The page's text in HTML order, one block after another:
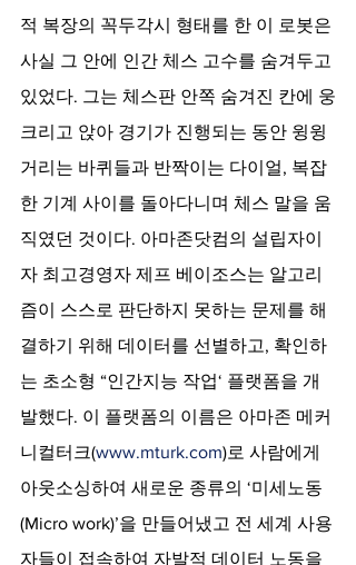
적 복장의 꼭두각시 형태를 한 이 로봇은
사실 그 안에 인간 체스 고수를 숨겨두고
있었다. 그는 체스판 안쪽 숨겨진 칸에 웅
크리고 앉아 경기가 진행되는 동안 윙윙
거리는 바퀴들과 반짝이는 다이얼, 복잡
한 기계 사이를 돌아다니며 체스 말을 움
직였던 것이다. 아마존닷컴의 설립자이
자 최고경영자 제프 베이조스는 알고리
즘이 스스로 판단하지 못하는 문제를 해
결하기 위해 데이터를 선별하고, 확인하
는 초소형 “인간지능 작업‘ 플랫폼을 개
발했다. 이 플랫폼의 이름은 아마존 메커
니컬터크(www.mturk.com)로 사람에게
아웃소싱하여 새로운 종류의 ‘미세노동
(Micro work)’을 만들어냈고 전 세계 사용
자들이 접속하여 자발적 데이터 노동을